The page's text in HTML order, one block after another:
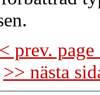
prev.
>> nästa